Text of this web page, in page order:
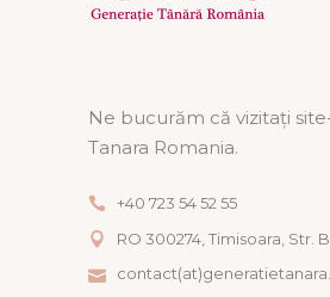
Ne bucurăm că vizitați
Tanara Romania.
+40 723 54 52 55
RO 300274, Timisoara, Str.